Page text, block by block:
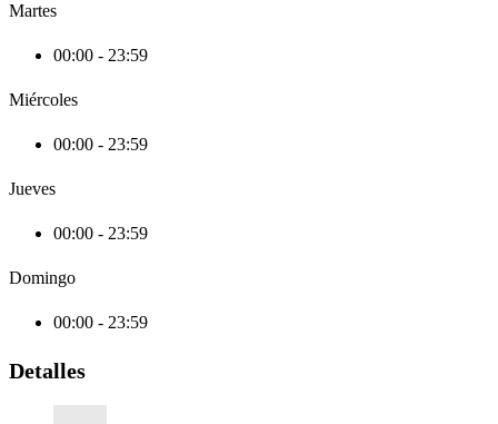
Martes
00:00 - 23:59
Miércoles
00:00 - 23:59
Jueves
00:00 - 23:59
Domingo
00:00 - 23:59
Detalles